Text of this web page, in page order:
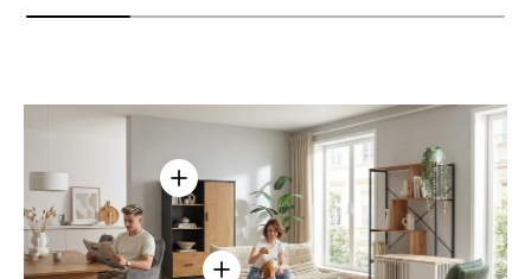
Einzelheiten anzeigen - AMIO H -
Einzelheiten anzeigen - Sitzolo 2